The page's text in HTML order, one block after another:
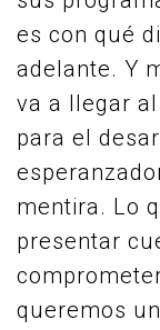
es con qué
adelante. Y
va a llegar
para el
mentira. Lo
presentar
queremos